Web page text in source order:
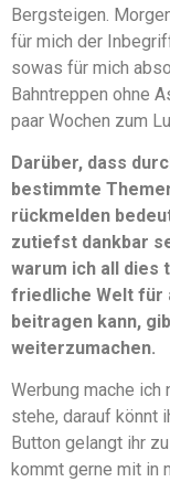
Bergsteigen.
für mich der
sowas für mich
Bahntreppen ohne
paar Wochen zum
Darüber, dass
bestimmte
rückmelden
zutiefst dankbar
warum ich all dies
friedliche Welt für
beitragen kann,
weiterzumachen.
Werbung mache ich
stehe, darauf könnt
Button gelangt ihr
kommt gerne mit in